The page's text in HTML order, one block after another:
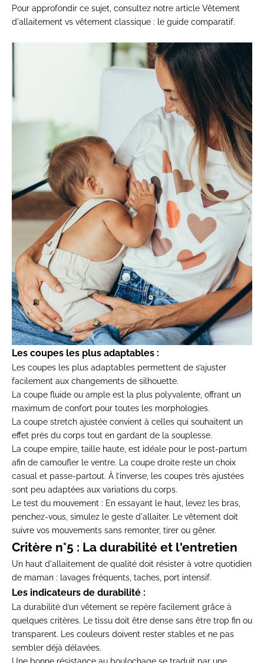
Pour approfondir ce sujet, consultez notre article Vêtement
d'allaitement vs vêtement classique : le guide comparatif.
Les coupes les plus adaptables :
Les coupes les plus adaptables permettent de s’ajuster
facilement aux changements de silhouette.
La coupe fluide ou ample est la plus polyvalente, offrant un
maximum de confort pour toutes les morphologies.
La coupe stretch ajustée convient à celles qui souhaitent un
effet près du corps tout en gardant de la souplesse.
La coupe empire, taille haute, est idéale pour le post-partum
afin de camoufler le ventre. La coupe droite reste un choix
casual et passe-partout. À l’inverse, les coupes très ajustées
sont peu adaptées aux variations du corps.
Le test du mouvement : En essayant le haut, levez les bras,
penchez-vous, simulez le geste d'allaiter. Le vêtement doit
suivre vos mouvements sans remonter, tirer ou gêner.
Critère n°5 : La durabilité et l'entretien
Un haut d'allaitement de qualité doit résister à votre quotidien
de maman : lavages fréquents, taches, port intensif.
Les indicateurs de durabilité :
La durabilité d’un vêtement se repère facilement grâce à
quelques critères. Le tissu doit être dense sans être trop fin ou
transparent. Les couleurs doivent rester stables et ne pas
sembler déjà délavées.
Une bonne résistance au boulochage se traduit par une